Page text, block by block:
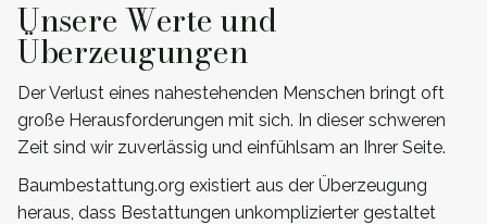
Unsere Werte und
Überzeugungen
Der Verlust eines nahestehenden Menschen bringt oft
große Herausforderungen mit sich. In dieser schweren
Zeit sind wir zuverlässig und einfühlsam an Ihrer Seite.
Baumbestattung.org existiert aus der Überzeugung
heraus, dass Bestattungen unkomplizierter gestaltet